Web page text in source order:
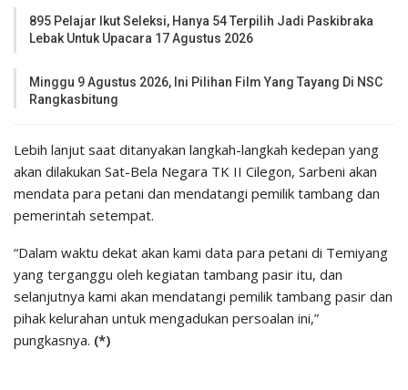
895 Pelajar Ikut Seleksi, Hanya 54 Terpilih Jadi Paskibraka
Lebak Untuk Upacara 17 Agustus 2026
Minggu 9 Agustus 2026, Ini Pilihan Film Yang Tayang Di NSC
Rangkasbitung
Lebih lanjut saat ditanyakan langkah-langkah kedepan yang
akan dilakukan Sat-Bela Negara TK II Cilegon, Sarbeni akan
mendata para petani dan mendatangi pemilik tambang dan
pemerintah setempat.
“Dalam waktu dekat akan kami data para petani di Temiyang
yang terganggu oleh kegiatan tambang pasir itu, dan
selanjutnya kami akan mendatangi pemilik tambang pasir dan
pihak kelurahan untuk mengadukan persoalan ini,”
pungkasnya. (*)